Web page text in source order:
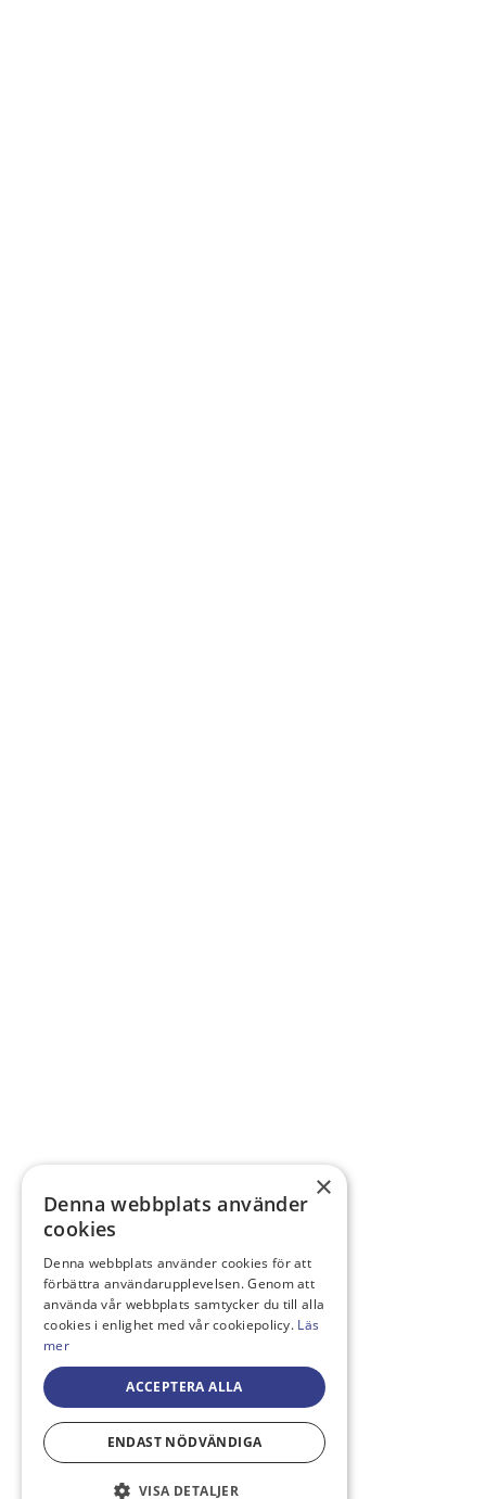
×
Denna webbplats använder
cookies
Denna webbplats använder cookies för att
förbättra användarupplevelsen. Genom att
använda vår webbplats samtycker du till alla
cookies i enlighet med vår cookiepolicy. Läs
mer
ACCEPTERA ALLA
ENDAST NÖDVÄNDIGA
VISA DETALJER